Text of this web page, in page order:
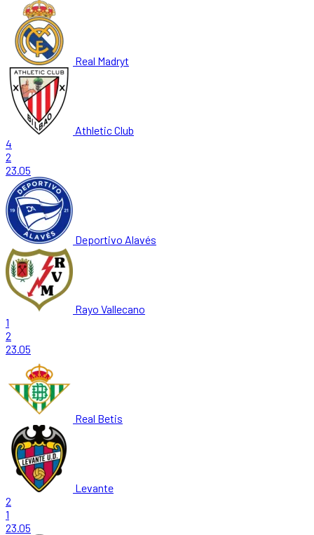
Real Madryt
Athletic Club
4
2
23.05
Deportivo Alavés
Rayo Vallecano
1
2
23.05
Real Betis
Levante
2
1
23.05